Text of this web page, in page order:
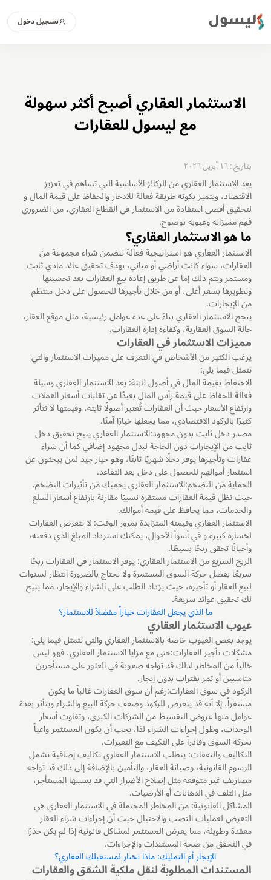
ليسول تسجيل دخول
الاستثمار العقاري أصبح أكثر سهولة
مع ليسول للعقارات
بتاريخ : ١٦ أبريل ٢٠٢٦
يعد الاستثمار العقاري من الركائز الأساسية التي تساهم في تعزيز
الاقتصاد، ويتميز بكونه طريقة فعالة للادخار والحفاظ على قيمة المال و
لتحقيق أقصى استفادة من الاستثمار في القطاع العقاري، من الضروري
فهم مميزاته وعيوبه بوضوح.
ما هو الاستثمار العقاري؟
الاستثمار العقاري هو استراتيجية فعالة تتضمن شراء مجموعة من
العقارات، سواء كانت أراضي أو مباني، بهدف تحقيق عائد مادي ثابت
ومستمر ويتم ذلك إما عن طريق إعادة بيع العقارات بعد تحسينها
وتطويرها بسعر أعلى، أو من خلال تأجيرها للحصول على دخل منتظم
من الإيجارات.
ينجح الاستثمار العقاري بناءً على عدة عوامل رئيسية، مثل موقع العقار،
حالة السوق العقارية، وكفاءة إدارة العقارات.
مميزات الاستثمار في العقارات
يرغب الكثير من الأشخاص في التعرف على مميزات الاستثمار والتي
تتمثل فيما يلي:
الاحتفاظ بقيمة المال في أصول ثابتة: يعد الاستثمار العقاري وسيلة
فعالة للحفاظ على قيمة رأس المال بعيدًا عن تقلبات أسعار العملات
وارتفاع الأسعار حيث أن العقارات تُعتبر أصولًا ثابتة، وقيمتها لا تتأثر
كثيرًا بالركود الاقتصادي، مما يجعلها خيارًا آمنًا.
مصدر دخل ثابت بدون مجهود:الاستثمار العقاري يتيح تحقيق دخل
ثابت من الإيجارات دون الحاجة لبذل مجهود إضافي كما أن شراء
عقارات وتأجيرها يوفر دخلًا شهريًا ثابتًا، وهو خيار جيد لمن يبحثون عن
استثمار أموالهم للحصول على دخل بعد التقاعد.
الحماية من التضخم:الاستثمار العقاري يحميك من تأثيرات التضخم،
حيث تظل قيمة العقارات مستقرة نسبيًا مقارنة بارتفاع أسعار السلع
والخدمات، مما يحافظ على قيمة أموالك.
الاستثمار العقاري وقيمته المتزايدة بمرور الوقت: لا تتعرض العقارات
لخسارة كبيرة و في أسوأ الأحوال، يمكنك استرداد المبلغ الذي دفعته،
وأحيانًا تحقق ربحًا بسيطًا.
الربح السريع من الاستثمار العقاري: يوفر الاستثمار في العقارات ربحًا
سريعًا بفضل حركة السوق المستمرة ولا تحتاج بالضرورة انتظار لسنوات
لبيع العقار أو تأجيره، حيث يزداد الطلب على الشراء والإيجار، مما يتيح
لك تحقيق عوائد سريعة.
ما الذي يجعل العقارات خياراً مفضلاً للاستثمار؟
عيوب الاستثمار العقاري
يوجد بعض العيوب خاصة بالاستثمار العقاري والتي تتمثل فيما يلي:
مشكلات تأجير العقارات:حتى مع مزايا الاستثمار العقاري، فهو ليس
خالياً من المخاطر لذلك قد تواجه صعوبة في العثور على مستأجرين
مناسبين أو تمر بفترات بدون إيجار.
الركود في سوق العقارات:رغم أن سوق العقارات غالباً ما يكون
مستقراً، إلا أنه قد يتعرض للركود وضعف حركة البيع والشراء ويتأثر بعدة
عوامل منها عروض التقسيط من الشركات الكبرى، وتفاوت أسعار
الوحدات، وطول إجراءات الشراء لذا، يجب أن يكون المستثمر واعياً
بحركة السوق وقادراً على التكيف مع التغيرات.
التكاليف والنفقات: يتطلب الاستثمار العقاري تكاليف إضافية تشمل
الرسوم القانونية، وصيانة العقار، والتأمين بالإضافة إلى ذلك قد تواجه
مصاريف غير متوقعة مثل إصلاح الأضرار التي قد يسببها المستأجر،
مثل التلف في الدهانات أو الأرضيات.
المشاكل القانونية: من المخاطر المحتملة في الاستثمار العقاري هي
التعرض لعمليات النصب والاحتيال حيث أن إجراءات شراء العقار
معقدة وطويلة، مما يعرض المستثمر لمشاكل قانونية إذا لم يكن حذرًا
في التحقق من صحة المستندات والإجراءات.
الإيجار أم التمليك: ماذا تختار لمستقبلك العقاري؟
المستندات المطلوبة لنقل ملكية الشقق والعقارات